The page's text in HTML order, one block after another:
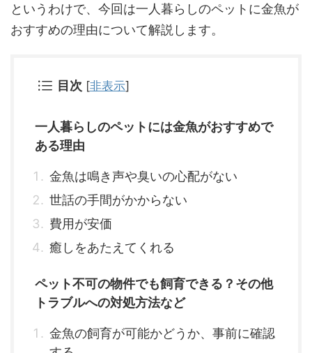
というわけで、今回は一人暮らしのペットに金魚が
おすすめの理由について解説します。
目次 [非表示]
一人暮らしのペットには金魚がおすすめで
ある理由
金魚は鳴き声や臭いの心配がない
世話の手間がかからない
費用が安価
癒しをあたえてくれる
ペット不可の物件でも飼育できる？その他
トラブルへの対処方法など
金魚の飼育が可能かどうか、事前に確認